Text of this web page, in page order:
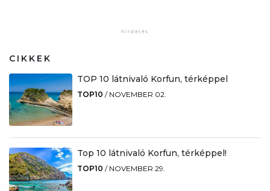
CIKKEK
TOP 10 látnivaló Korfun, térképpel
TOP10 / NOVEMBER 02.
Top 10 látnivaló Korfun, térképpel!
TOP10 / NOVEMBER 29.